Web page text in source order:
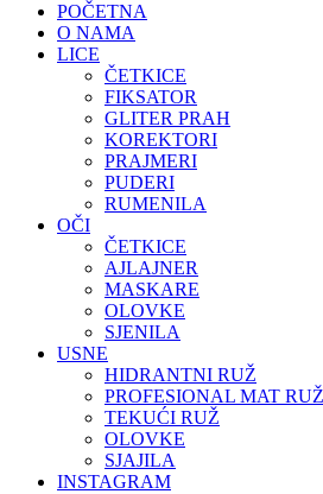
POČETNA
O NAMA
LICE
ČETKICE
FIKSATOR
GLITER PRAH
KOREKTORI
PRAJMERI
PUDERI
RUMENILA
OČI
ČETKICE
AJLAJNER
MASKARE
OLOVKE
SJENILA
USNE
HIDRANTNI RUŽ
PROFESIONAL MAT RUŽ
TEKUĆI RUŽ
OLOVKE
SJAJILA
INSTAGRAM